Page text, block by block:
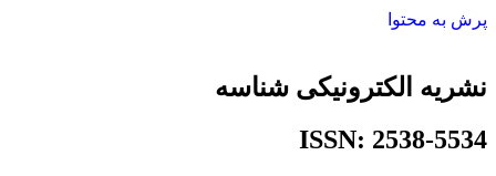
پرش به محتوا
نشریه الکترونیکی شناسه
ISSN: 2538-5534​